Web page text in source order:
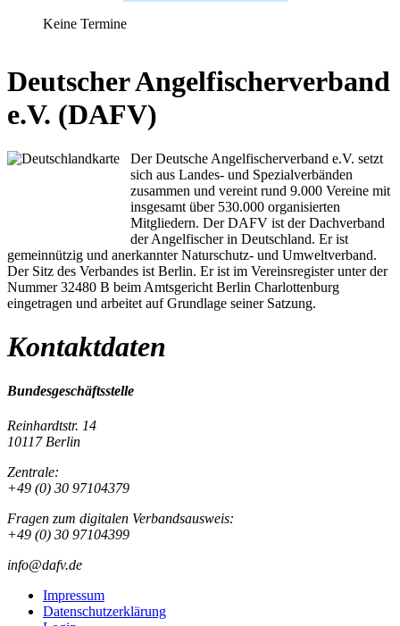
Keine Termine
Deutscher Angelfischerverband
e.V. (DAFV)
Der Deutsche Angelfischerverband e.V. setzt
sich aus Landes- und Spezialverbänden
zusammen und vereint rund 9.000 Vereine mit
insgesamt über 530.000 organisierten
Mitgliedern. Der DAFV ist der Dachverband
der Angelfischer in Deutschland. Er ist
gemeinnützig und anerkannter Naturschutz- und Umweltverband.
Der Sitz des Verbandes ist Berlin. Er ist im Vereinsregister unter der
Nummer 32480 B beim Amtsgericht Berlin Charlottenburg
eingetragen und arbeitet auf Grundlage seiner Satzung.
Kontaktdaten
Bundesgeschäftsstelle
Reinhardtstr. 14
10117 Berlin
Zentrale:
+49 (0) 30 97104379
Fragen zum digitalen Verbandsausweis:
+49 (0) 30 97104399
info@dafv.de
Impressum
Datenschutzerklärung